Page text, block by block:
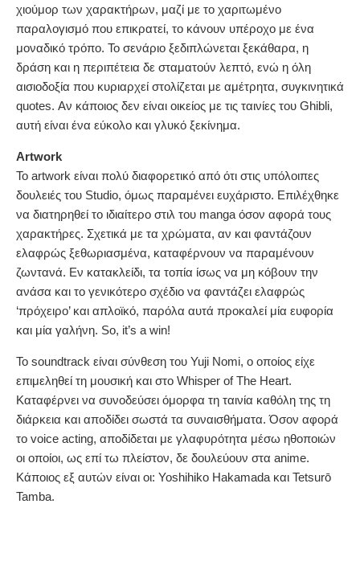
χιούμορ των χαρακτήρων, μαζί με το χαριτωμένο
παραλογισμό που επικρατεί, το κάνουν υπέροχο με ένα
μοναδικό τρόπο. Το σενάριο ξεδιπλώνεται ξεκάθαρα, η
δράση και η περιπέτεια δε σταματούν λεπτό, ενώ η όλη
αισιοδοξία που κυριαρχεί στολίζεται με αμέτρητα, συγκινητικά
quotes. Αν κάποιος δεν είναι οικείος με τις ταινίες του Ghibli,
αυτή είναι ένα εύκολο και γλυκό ξεκίνημα.
Artwork
Το artwork είναι πολύ διαφορετικό από ότι στις υπόλοιπες
δουλειές του Studio, όμως παραμένει ευχάριστο. Επιλέχθηκε
να διατηρηθεί το ιδιαίτερο στιλ του manga όσον αφορά τους
χαρακτήρες. Σχετικά με τα χρώματα, αν και φαντάζουν
ελαφρώς ξεθωριασμένα, καταφέρνουν να παραμένουν
ζωντανά. Εν κατακλείδι, τα τοπία ίσως να μη κόβουν την
ανάσα και το γενικότερο σχέδιο να φαντάζει ελαφρώς
‘πρόχειρο’ και απλοϊκό, παρόλα αυτά προκαλεί μία ευφορία
και μία γαλήνη. So, it’s a win!
Το soundtrack είναι σύνθεση του Yuji Nomi, ο οποίος είχε
επιμεληθεί τη μουσική και στο Whisper of The Heart.
Καταφέρνει να συνοδεύσει όμορφα τη ταινία καθόλη της τη
διάρκεια και αποδίδει σωστά τα συναισθήματα. Όσον αφορά
το voice acting, αποδίδεται με γλαφυρότητα μέσω ηθοποιών
οι οποίοι, ως επί τω πλείστον, δε δουλεύουν στα anime.
Κάποιος εξ αυτών είναι οι: Yoshihiko Hakamada και Tetsurō
Tamba.